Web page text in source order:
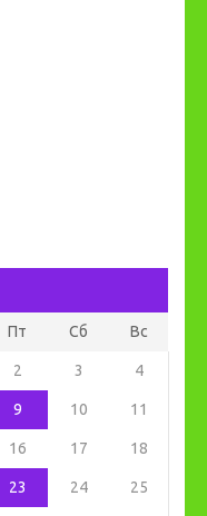
Пт Сб Вс
2 3 4
9 10 11
16 17 18
23 24 25